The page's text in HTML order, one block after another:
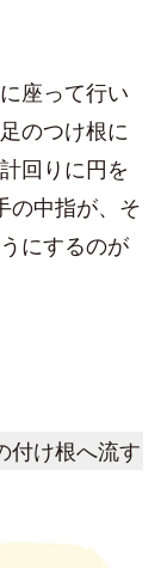
座って行い
のつけ根に
回りに円を
の中指が、そ
にするのが
付け根へ流す